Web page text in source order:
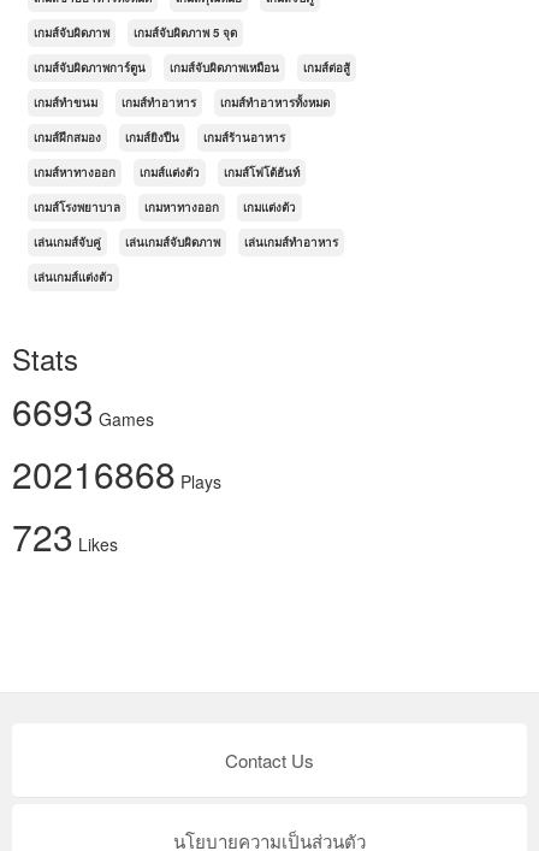
เกมส์จับผิดภาพ เกมส์จับผิดภาพ 5 จุด
เกมส์จับผิดภาพการ์ตูน เกมส์จับผิดภาพเหมือน เกมส์ต่อสู้
เกมส์ทำขนม เกมส์ทำอาหาร เกมส์ทำอาหารทั้งหมด
เกมส์ฝึกสมอง เกมส์ยิงปืน เกมส์ร้านอาหาร
เกมส์หาทางออก เกมส์แต่งตัว เกมส์โฟโต้ฮันท์
เกมส์โรงพยาบาล เกมหาทางออก เกมแต่งตัว
เล่นเกมส์จับคู่ เล่นเกมส์จับผิดภาพ เล่นเกมส์ทำอาหาร
เล่นเกมส์แต่งตัว
Stats
6693 Games
20216868 Plays
723 Likes
Contact Us
นโยบายความเป็นส่วนตัว